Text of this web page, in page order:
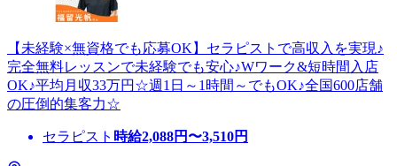
【未経験×無資格でも応募OK】セラピストで高収入を実現♪
完全無料レッスンで未経験でも安心♪Wワーク&短時間入店
OK♪平均月収33万円☆週1日～1時間～でもOK♪全国600店舗
の圧倒的集客力☆
セラピスト 時給2,088円〜3,510円